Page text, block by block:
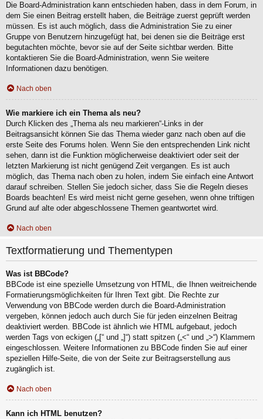
Die Board-Administration kann entschieden haben, dass in dem Forum, in
dem Sie einen Beitrag erstellt haben, die Beiträge zuerst geprüft werden
müssen. Es ist auch möglich, dass die Administration Sie zu einer
Gruppe von Benutzern hinzugefügt hat, bei denen sie die Beiträge erst
begutachten möchte, bevor sie auf der Seite sichtbar werden. Bitte
kontaktieren Sie die Board-Administration, wenn Sie weitere
Informationen dazu benötigen.
Nach oben
Wie markiere ich ein Thema als neu?
Durch Klicken des „Thema als neu markieren“-Links in der
Beitragsansicht können Sie das Thema wieder ganz nach oben auf die
erste Seite des Forums holen. Wenn Sie den entsprechenden Link nicht
sehen, dann ist die Funktion möglicherweise deaktiviert oder seit der
letzten Markierung ist nicht genügend Zeit vergangen. Es ist auch
möglich, das Thema nach oben zu holen, indem Sie einfach eine Antwort
darauf schreiben. Stellen Sie jedoch sicher, dass Sie die Regeln dieses
Boards beachten! Es wird meist nicht gerne gesehen, wenn ohne triftigen
Grund auf alte oder abgeschlossene Themen geantwortet wird.
Nach oben
Textformatierung und Thementypen
Was ist BBCode?
BBCode ist eine spezielle Umsetzung von HTML, die Ihnen weitreichende
Formatierungsmöglichkeiten für Ihren Text gibt. Die Rechte zur
Verwendung von BBCode werden durch die Board-Administration
vergeben, können jedoch auch durch Sie für jeden einzelnen Beitrag
deaktiviert werden. BBCode ist ähnlich wie HTML aufgebaut, jedoch
werden Tags von eckigen („[“ und „]“) statt spitzen („<“ und „>“) Klammern
eingeschlossen. Weitere Informationen zu BBCode finden Sie auf einer
speziellen Hilfe-Seite, die von der Seite zur Beitragserstellung aus
zugänglich ist.
Nach oben
Kann ich HTML benutzen?